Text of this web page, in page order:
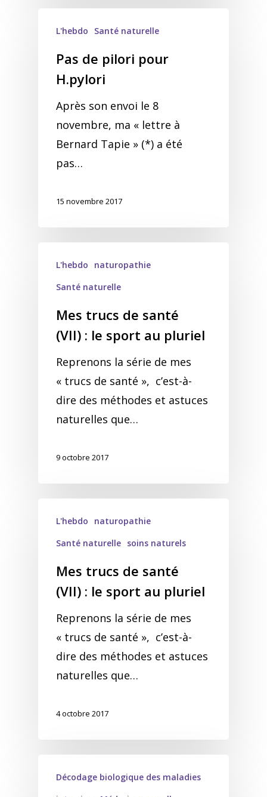
L'hebdo Santé naturelle
Pas de pilori pour
H.pylori
Après son envoi le 8
novembre, ma « lettre à
Bernard Tapie » (*) a été
pas…
15 novembre 2017
L'hebdo
naturopathie
Santé naturelle
Mes trucs de santé
(VII) : le sport au pluriel
Reprenons la série de mes
« trucs de santé », c’est-à-
dire des méthodes et astuces
naturelles que…
9 octobre 2017
L'hebdo
naturopathie
Santé naturelle soins naturels
Mes trucs de santé
(VII) : le sport au pluriel
Reprenons la série de mes
« trucs de santé », c’est-à-
dire des méthodes et astuces
naturelles que…
4 octobre 2017
Décodage biologique des maladies